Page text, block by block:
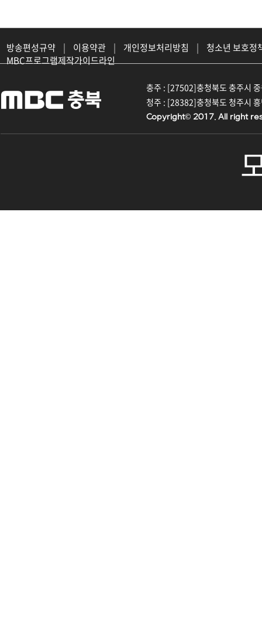
방송편성규약 | 이용약관 | 개인정보처리방침 |
청소년 보호정
MBC프로그램제작가이드라인
충주 : [27502]충청북도 충주시
청주 : [28382]충청북도 청주시
Copyright© 2017. All right